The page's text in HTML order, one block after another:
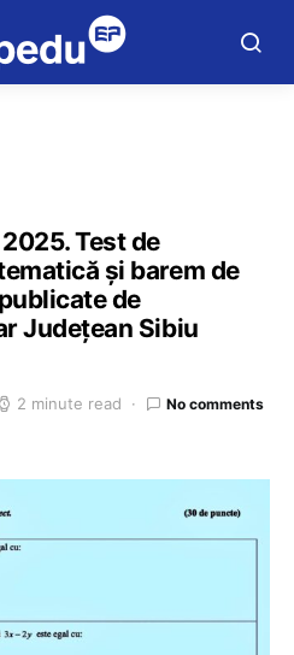
Test de
și barem de
de
Județean Sibiu
2 minute read No comments